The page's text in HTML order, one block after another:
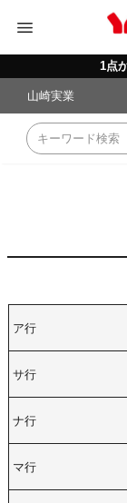
menu
1点
山崎実業
ア行
サ行
ナ行
マ行